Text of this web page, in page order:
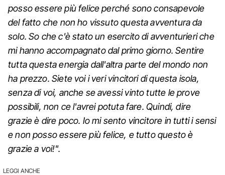
posso essere più felice perché sono consapevole
del fatto che non ho vissuto questa avventura da
solo. So che c'è stato un esercito di avventurieri che
mi hanno accompagnato dal primo giorno. Sentire
tutta questa energia dall'altra parte del mondo non
ha prezzo. Siete voi i veri vincitori di questa isola,
senza di voi, anche se avessi vinto tutte le prove
possibili, non ce l'avrei potuta fare. Quindi, dire
grazie è dire poco. Io mi sento vincitore in tutti i sensi
e non posso essere più felice, e tutto questo è
grazie a voi!".
LEGGI ANCHE